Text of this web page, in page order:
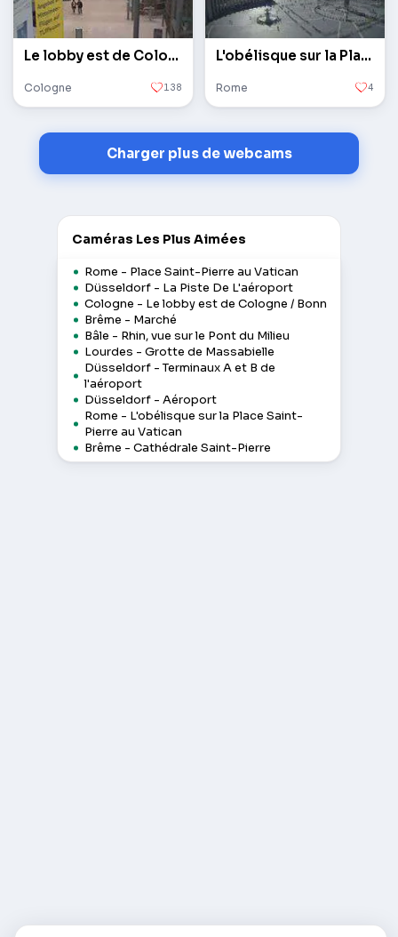
Le lobby est de Cologne / Bonn
Cologne 138
L'obélisque sur la Place Saint-Pierre au Vatican
Rome 4
Charger plus de webcams
Caméras Les Plus Aimées
Rome - Place Saint-Pierre au Vatican
Düsseldorf - La Piste De L'aéroport
Cologne - Le lobby est de Cologne / Bonn
Brême - Marché
Bâle - Rhin, vue sur le Pont du Milieu
Lourdes - Grotte de Massabielle
Düsseldorf - Terminaux A et B de
l'aéroport
Düsseldorf - Aéroport
Rome - L'obélisque sur la Place Saint-
Pierre au Vatican
Brême - Cathédrale Saint-Pierre